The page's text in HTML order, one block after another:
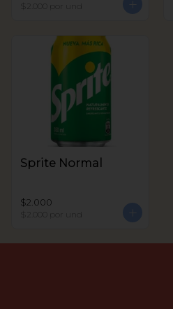
$2.000 por und
Sprite Normal
$2.000
$2.000 por und